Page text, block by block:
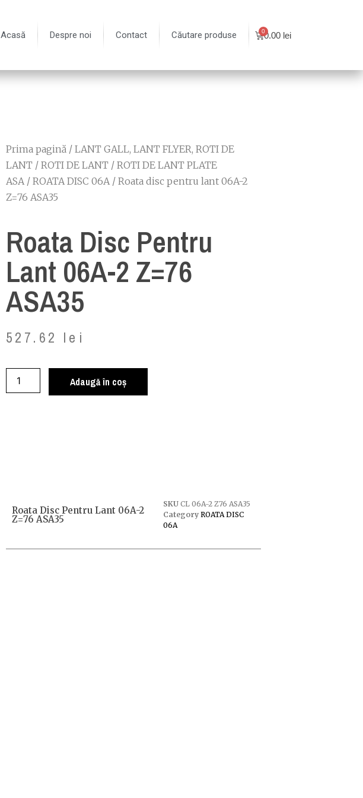
Acasă Despre noi Contact Căutare produse 0.00 lei
Prima pagină / LANT GALL, LANT FLYER, ROTI DE
LANT / ROTI DE LANT / ROTI DE LANT PLATE
ASA/ ROATA DISC 06A/ Roata disc pentru lant 06A-2
Z=76 ASA35
Roata Disc Pentru
Lant 06A-2 Z=76
ASA35
527.62 lei
Adaugă în coș
Roata Disc Pentru Lant 06A-2
Z=76 ASA35
SKU CL 06A-2 Z76 ASA35
Category ROATA DISC
06A